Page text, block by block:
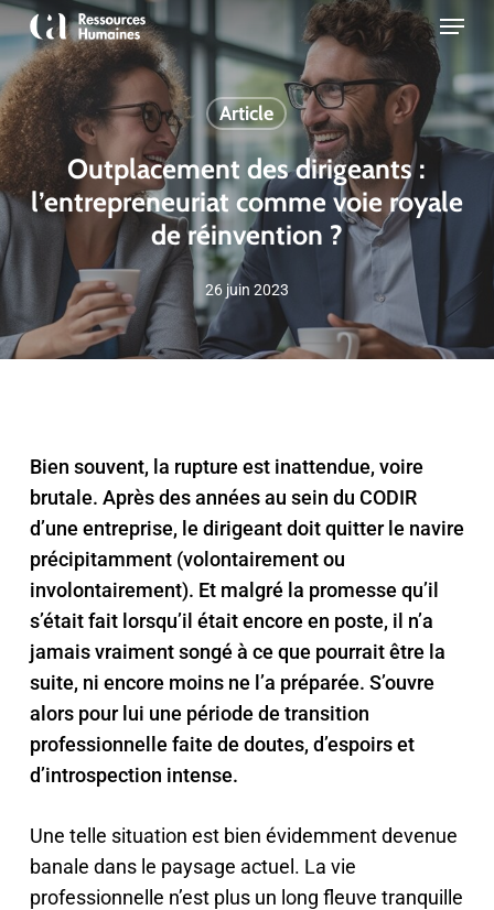
Skip
to
main
content
Menu
Article
Outplacement des dirigeants :
l’entrepreneuriat comme voie royale
de réinvention ?
26 juin 2023
Bien souvent, la rupture est inattendue, voire
brutale. Après des années au sein du CODIR
d’une entreprise, le dirigeant doit quitter le navire
précipitamment (volontairement ou
involontairement). Et malgré la promesse qu’il
s’était fait lorsqu’il était encore en poste, il n’a
jamais vraiment songé à ce que pourrait être la
suite, ni encore moins ne l’a préparée. S’ouvre
alors pour lui une période de transition
professionnelle faite de doutes, d’espoirs et
d’introspection intense.
Une telle situation est bien évidemment devenue
banale dans le paysage actuel. La vie
professionnelle n’est plus un long fleuve tranquille
Close
Menu